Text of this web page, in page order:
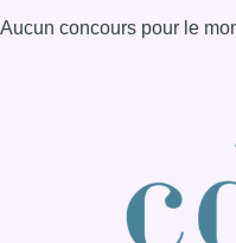
Aucun concours pour le